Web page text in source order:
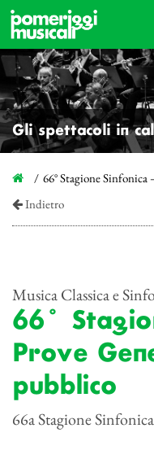
Gli spettacoli in
66° Stagione
Indietro
Musica Classica e
66°
Prove
pubblico
66a Stagione